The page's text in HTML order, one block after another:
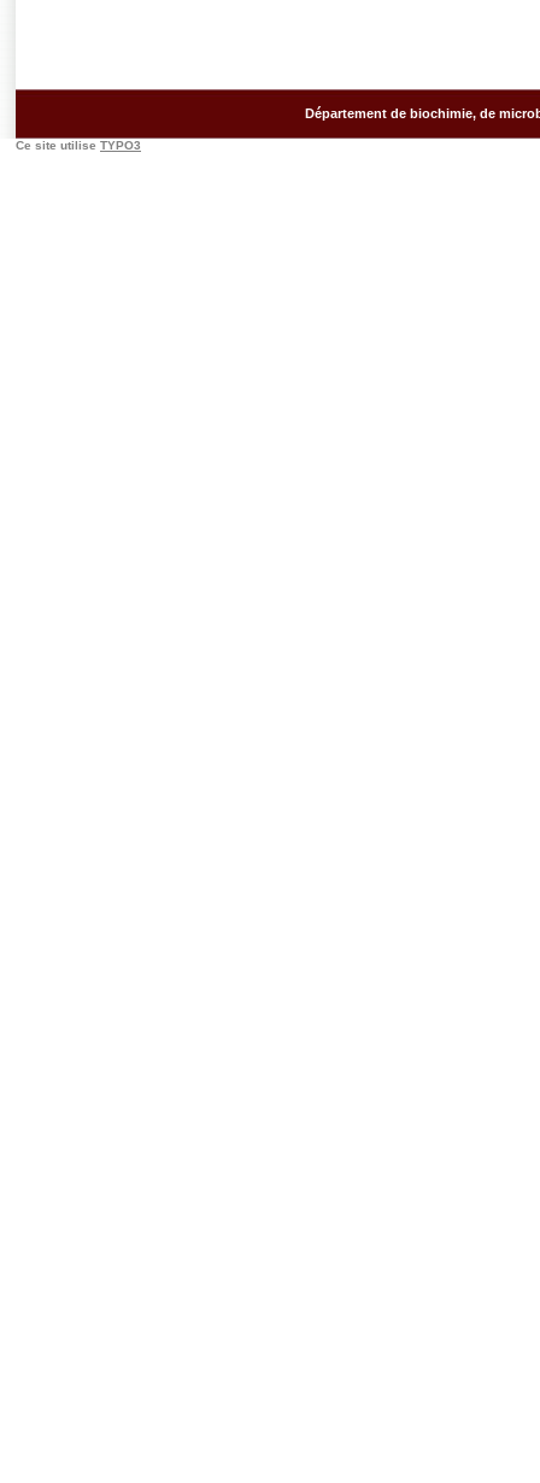
Département de biochimie, de
Ce site utilise TYPO3